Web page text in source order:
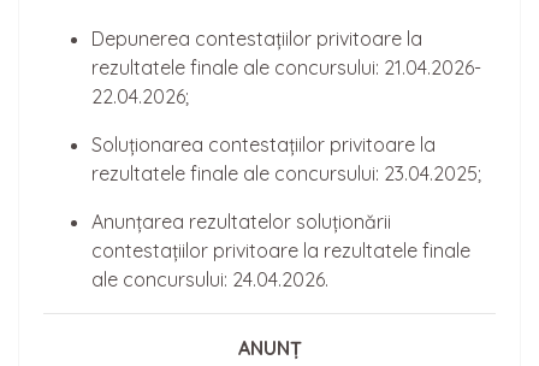
Depunerea contestațiilor privitoare la
rezultatele finale ale concursului: 21.04.2026-
22.04.2026;
Soluționarea contestațiilor privitoare la
rezultatele finale ale concursului: 23.04.2025;
Anunțarea rezultatelor soluționării
contestațiilor privitoare la rezultatele finale
ale concursului: 24.04.2026.
ANUNȚ